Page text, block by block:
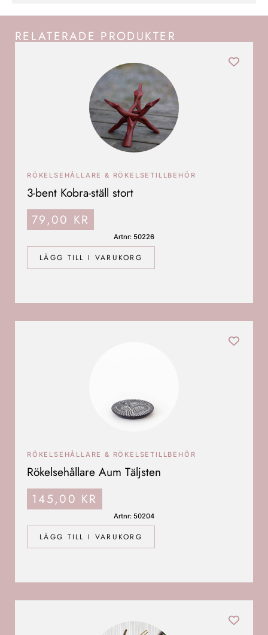
RELATERADE PRODUKTER
LÄGG TILL I VARUKORG
RÖKELSEHÅLLARE & RÖKELSETILLBEHÖR
3-bent Kobra-ställ stort
79,00 KR
Artnr: 50226
LÄGG TILL I VARUKORG
RÖKELSEHÅLLARE & RÖKELSETILLBEHÖR
Rökelsehållare Aum Täljsten
145,00 KR
Artnr: 50204